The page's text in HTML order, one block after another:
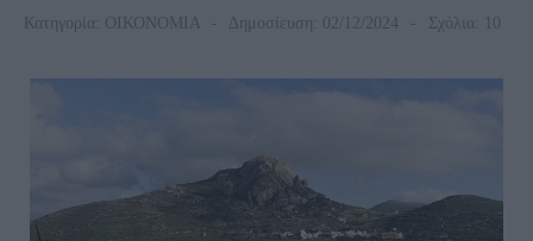
Κατηγορία: ΟΙΚΟΝΟΜΙΑ Δημοσίευση: 02/12/2024 Σχόλια: 10